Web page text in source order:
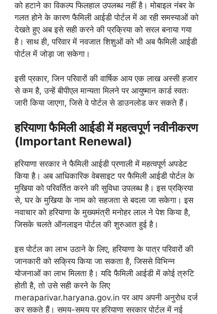
को हटाने का विकल्प फिलहाल उपलब्ध नहीं है। मोबाइल नंबर के
गलत होने के कारण फैमिली आईडी पोर्टल में आ रही समस्याओं को
देखते हुए अब इसे सही करने की प्रक्रिया को सरल बनाया गया
है। साथ ही, परिवार में नवजात शिशुओं को भी अब फैमिली आईडी
पोर्टल में जोड़ा जा सकेगा।
इसी प्रकार, जिन परिवारों की वार्षिक आय एक लाख अस्सी हजार
से कम है, उन्हें बीपीएल मान्यता मिलने पर आयुष्मान कार्ड स्वतः
जारी किया जाएगा, जिसे वे पोर्टल से डाउनलोड कर सकते हैं।
हरियाणा फैमिली आईडी में महत्वपूर्ण नवीनीकरण
(Important Renewal)
हरियाणा सरकार ने फैमिली आईडी प्रणाली में महत्वपूर्ण अपडेट
किया है। अब आधिकारिक वेबसाइट पर फैमिली आईडी पोर्टल के
मुखिया को परिवर्तित करने की सुविधा उपलब्ध है। इस प्रक्रिया
से, घर के मुखिया के नाम को सहजता से बदला जा सकेगा। इस
नवाचार को हरियाणा के मुख्यमंत्री मनोहर लाल ने पेश किया है,
जिसके चलते ऑनलाइन पोर्टल की शुरुआत हुई है।
इस पोर्टल का लाभ उठाने के लिए, हरियाणा के पात्र परिवारों की
जानकारी को सक्रिय किया जा सकता है, जिससे विभिन्न
योजनाओं का लाभ मिलता है। यदि फैमिली आईडी में कोई त्रुटि
होती है, तो उसे सही करने के लिए
meraparivar.haryana.gov.in पर आप अपनी अनुरोध दर्ज
कर सकते हैं। समय-समय पर हरियाणा सरकार पोर्टल में नई